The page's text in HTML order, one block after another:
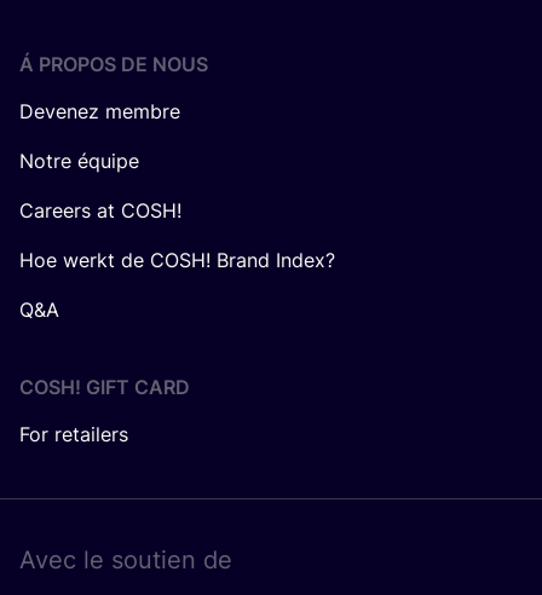
Á PROPOS DE NOUS
Devenez membre
Notre équipe
Careers at COSH!
Hoe werkt de COSH! Brand Index?
Q&A
COSH! GIFT CARD
For retailers
Avec le sou­tien de